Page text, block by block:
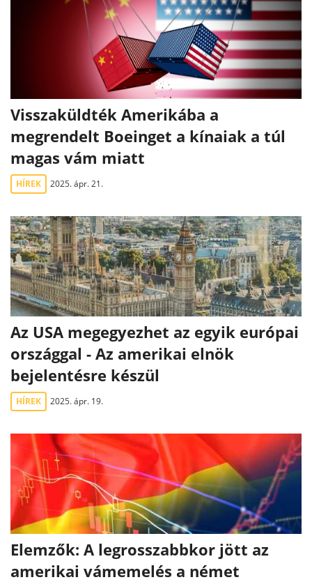
Visszaküldték Amerikába a
megrendelt Boeinget a kínaiak a túl
magas vám miatt
HÍREK 2025. ápr. 21.
Az USA megegyezhet az egyik európai
országgal - Az amerikai elnök
bejelentésre készül
HÍREK 2025. ápr. 19.
Elemzők: A legrosszabbkor jött az
amerikai vámemelés a német